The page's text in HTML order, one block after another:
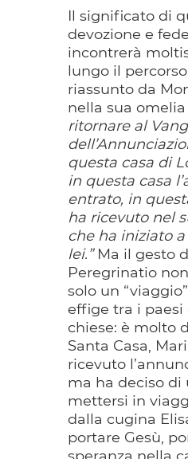
Il significato di
devozione e
incontrerà
lungo il
riassunto da
nella sua omelia
ritornare al
questa casa di
in questa casa
entrato, in
ha ricevuto nel
che ha iniziato
lei.”Ma il gesto
Peregrinatio
solo un
effige tra i paesi
chiese: è molto
Santa Casa,
ricevuto
ma ha deciso di
mettersi in
dalla cugina
portare Gesù,